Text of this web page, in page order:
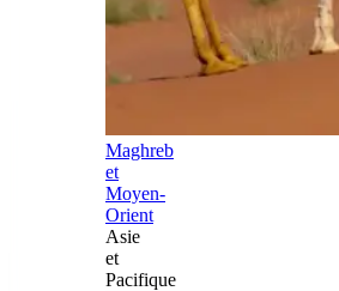
Maghreb
et
Moyen-
Orient
Asie
et
Pacifique